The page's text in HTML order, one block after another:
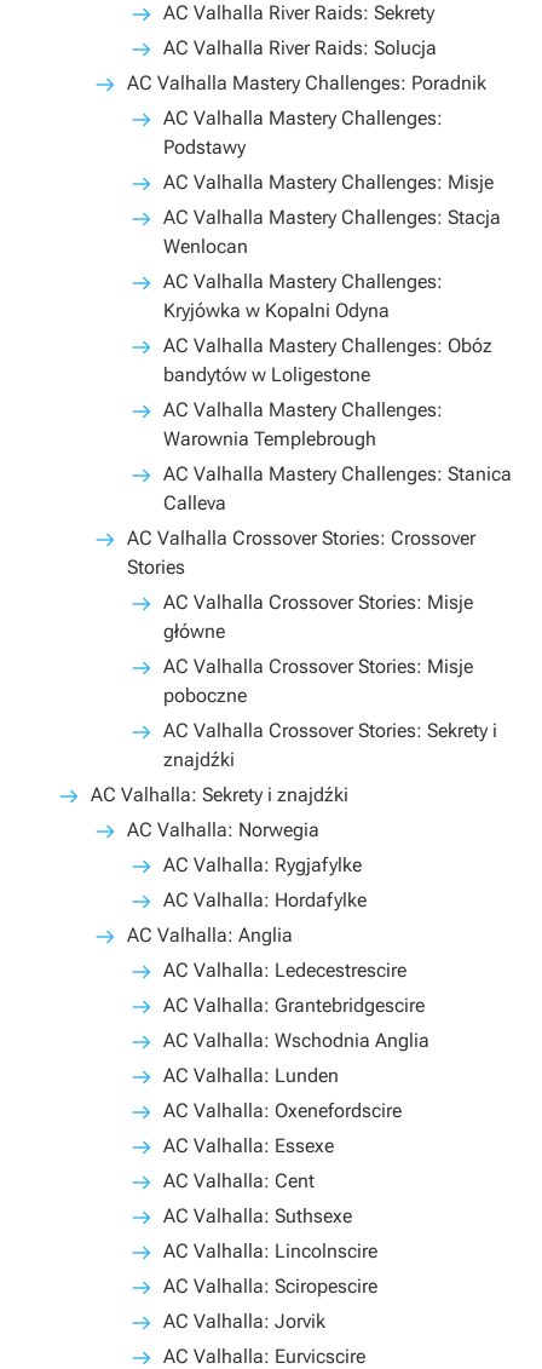
AC Valhalla River Raids: Sekrety
AC Valhalla River Raids: Solucja
AC Valhalla Mastery Challenges: Poradnik
AC Valhalla Mastery Challenges:
Podstawy
AC Valhalla Mastery Challenges: Misje
AC Valhalla Mastery Challenges: Stacja
Wenlocan
AC Valhalla Mastery Challenges:
Kryjówka w Kopalni Odyna
AC Valhalla Mastery Challenges: Obóz
bandytów w Loligestone
AC Valhalla Mastery Challenges:
Warownia Templebrough
AC Valhalla Mastery Challenges: Stanica
Calleva
AC Valhalla Crossover Stories: Crossover
Stories
AC Valhalla Crossover Stories: Misje
główne
AC Valhalla Crossover Stories: Misje
poboczne
AC Valhalla Crossover Stories: Sekrety i
znajdźki
AC Valhalla: Sekrety i znajdźki
AC Valhalla: Norwegia
AC Valhalla: Rygjafylke
AC Valhalla: Hordafylke
AC Valhalla: Anglia
AC Valhalla: Ledecestrescire
AC Valhalla: Grantebridgescire
AC Valhalla: Wschodnia Anglia
AC Valhalla: Lunden
AC Valhalla: Oxenefordscire
AC Valhalla: Essexe
AC Valhalla: Cent
AC Valhalla: Suthsexe
AC Valhalla: Lincolnscire
AC Valhalla: Sciropescire
AC Valhalla: Jorvik
AC Valhalla: Eurvicscire